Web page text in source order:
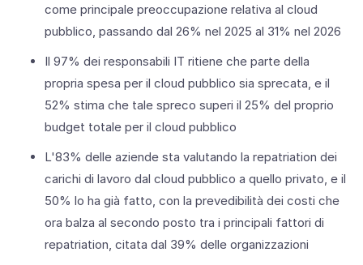
come principale preoccupazione relativa al cloud
pubblico, passando dal 26% nel 2025 al 31% nel 2026
Il 97% dei responsabili IT ritiene che parte della
propria spesa per il cloud pubblico sia sprecata, e il
52% stima che tale spreco superi il 25% del proprio
budget totale per il cloud pubblico
L'83% delle aziende sta valutando la repatriation dei
carichi di lavoro dal cloud pubblico a quello privato, e il
50% lo ha già fatto, con la prevedibilità dei costi che
ora balza al secondo posto tra i principali fattori di
repatriation, citata dal 39% delle organizzazioni